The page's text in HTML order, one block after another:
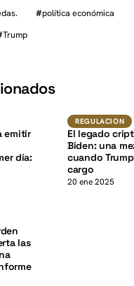
#política económica
Trump
K
emitir
día:
REGULACION
El legado
Biden: una
cuando
cargo
20 ene 2025
K
las